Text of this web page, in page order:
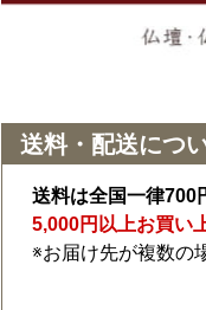
送料・配送につ
送料は全国一律700
5,000円以上お買い
※お届け先が複数の